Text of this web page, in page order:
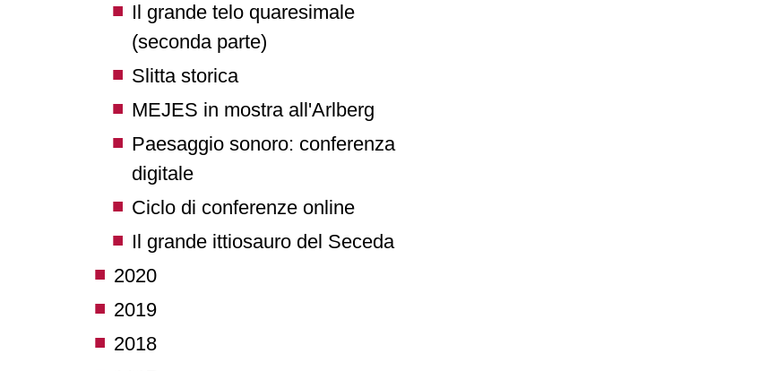
Il grande telo quaresimale
(seconda parte)
Slitta storica
MEJES in mostra all'Arlberg
Paesaggio sonoro: conferenza
digitale
Ciclo di conferenze online
Il grande ittiosauro del Seceda
2020
2019
2018